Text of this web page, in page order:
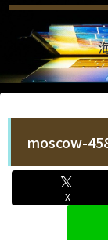
moscow-
X